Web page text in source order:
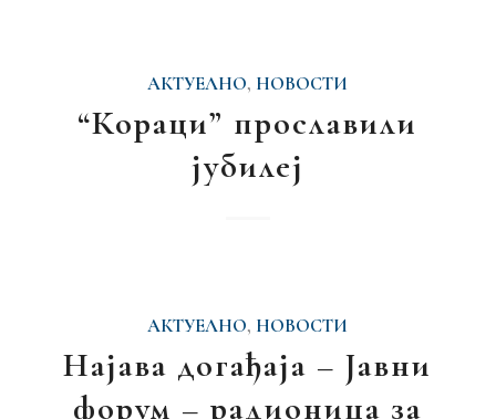
АКТУЕЛНО, НОВОСТИ
“Кораци” прославили
јубилеј
АКТУЕЛНО, НОВОСТИ
Најава догађаја – Јавни
форум – радионица за